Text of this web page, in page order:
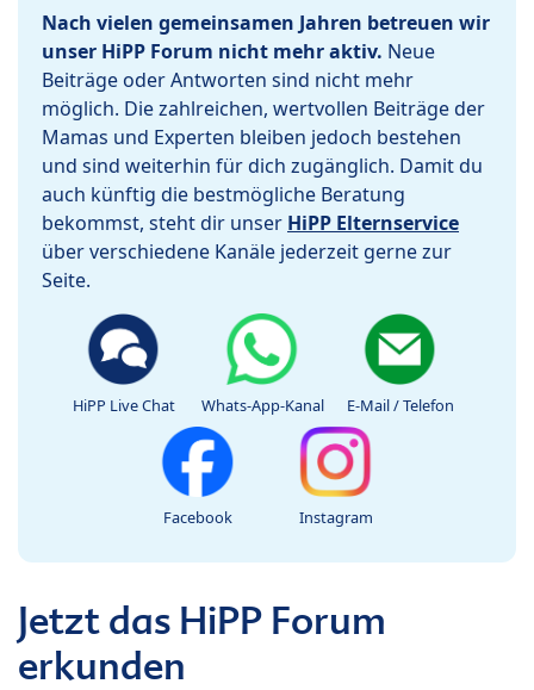
Nach vielen gemeinsamen Jahren betreuen wir
unser HiPP Forum nicht mehr aktiv. Neue
Beiträge oder Antworten sind nicht mehr
möglich. Die zahlreichen, wertvollen Beiträge der
Mamas und Experten bleiben jedoch bestehen
und sind weiterhin für dich zugänglich. Damit du
auch künftig die bestmögliche Beratung
bekommst, steht dir unser HiPP Elternservice
über verschiedene Kanäle jederzeit gerne zur
Seite.
HiPP Live Chat Whats-App-Kanal E-Mail / Telefon
Facebook Instagram
Jetzt das HiPP Forum
erkunden